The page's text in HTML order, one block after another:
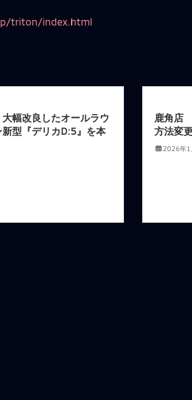
triton/index.html
幅改良したオールラウ
新型『デリカD:5』を本
鹿角店
方法変
2026年1